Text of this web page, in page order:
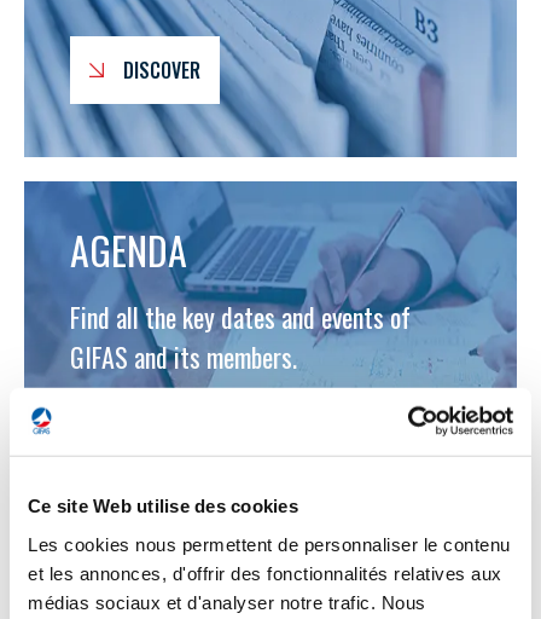
Ce site Web utilise des cookies
Les cookies nous permettent de personnaliser le contenu
et les annonces, d'offrir des fonctionnalités relatives aux
médias sociaux et d'analyser notre trafic. Nous
WHY JOIN US ?
THE SECTOR STAKES
COMPETITIVENESS
CAREERS & TRAINING
ENVIRONMENT
INNOVATION
PUBLICATIONS
PROGRAMS
DOCUMENTS
ANNUAL REPORTS
DISCOVER
AGENDA
Find all the key dates and events of
GIFAS and its members.
programmes ...
DEMANDE D’ADHÉSION